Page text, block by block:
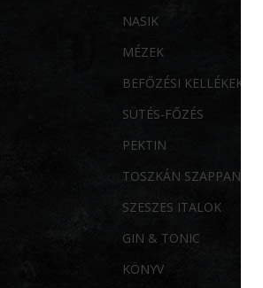
NASIK
MÉZEK
BEFŐZÉSI KELLÉKEK
SÜTÉS-FŐZÉS
PEKTIN
TOSZKÁN SZAPPANOK
SZESZES ITALOK
GIN & TONIC
KÖNYV